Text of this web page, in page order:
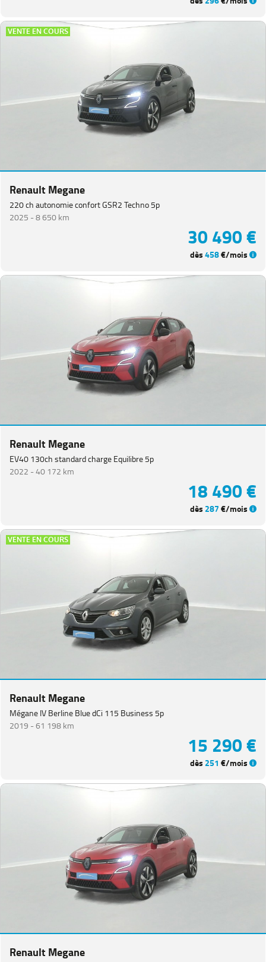
VENTE EN COURS
Renault Megane
220 ch autonomie confort GSR2 Techno 5p
2025 -8 650 km
30 490 €
dès458€/mois
Renault Megane
EV40 130ch standard charge Equilibre 5p
2022 -40 172 km
18 490 €
dès 287€/mois
VENTE EN COURS
Renault Megane
Mégane IV Berline Blue dCi 115 Business 5p
2019 -61 198 km
15 290 €
dès 251 €/mois
Renault Megane